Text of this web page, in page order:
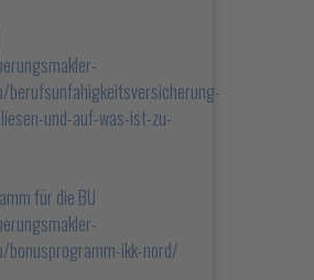
berufsunfahigkeitsversicherung-
und-auf-was-ist-zu-
für die BU
bonusprogramm-ikk-nord/